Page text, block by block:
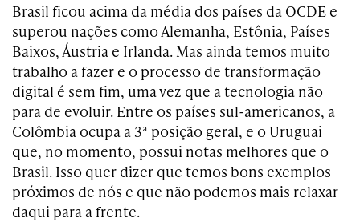
Brasil ficou acima da média dos países da OCDE e
superou nações como Alemanha, Estônia, Países
Baixos, Áustria e Irlanda. Mas ainda temos muito
trabalho a fazer e o processo de transformação
digital é sem fim, uma vez que a tecnologia não
para de evoluir. Entre os países sul-americanos, a
Colômbia ocupa a 3ª posição geral, e o Uruguai
que, no momento, possui notas melhores que o
Brasil. Isso quer dizer que temos bons exemplos
próximos de nós e que não podemos mais relaxar
daqui para a frente.